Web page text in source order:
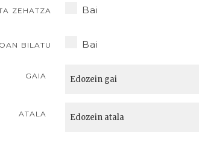
ZEHATZA Bai
BILATU Bai
GAIA
ATALA